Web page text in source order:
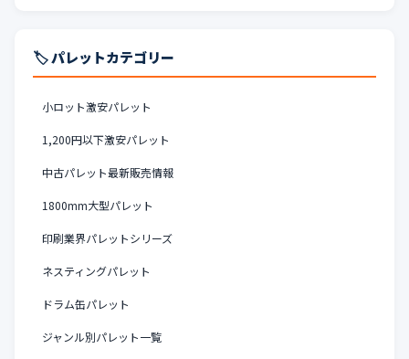
🏷️ パレットカテゴリー
小ロット激安パレット
1,200円以下激安パレット
中古パレット最新販売情報
1800mm大型パレット
印刷業界パレットシリーズ
ネスティングパレット
ドラム缶パレット
ジャンル別パレット一覧